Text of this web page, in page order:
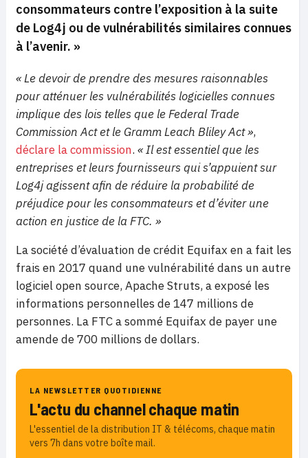
consommateurs contre l’exposition à la suite
de Log4j ou de vulnérabilités similaires connues
à l’avenir. »
« Le devoir de prendre des mesures raisonnables
pour atténuer les vulnérabilités logicielles connues
implique des lois telles que le Federal Trade
Commission Act et le Gramm Leach Bliley Act »,
déclare la commission. « Il est essentiel que les
entreprises et leurs fournisseurs qui s’appuient sur
Log4j agissent afin de réduire la probabilité de
préjudice pour les consommateurs et d’éviter une
action en justice de la FTC. »
La société d’évaluation de crédit Equifax en a fait les
frais en 2017 quand une vulnérabilité dans un autre
logiciel open source, Apache Struts, a exposé les
informations personnelles de 147 millions de
personnes. La FTC a sommé Equifax de payer une
amende de 700 millions de dollars.
LA NEWSLETTER QUOTIDIENNE
L'actu du channel chaque matin
L'essentiel de la distribution IT & télécoms, chaque matin
vers 7h dans votre boîte mail.